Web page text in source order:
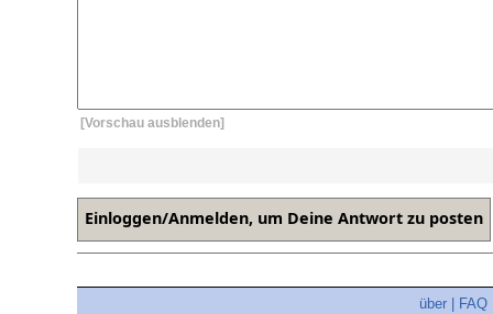
[Vorschau ausblenden]
über FAQ